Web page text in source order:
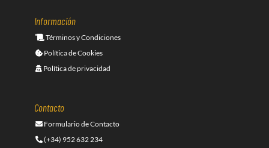
Información
Términos y Condiciones
Política de Cookies
Política de privacidad
Contacto
Formulario de Contacto
(+34) 952 632 234